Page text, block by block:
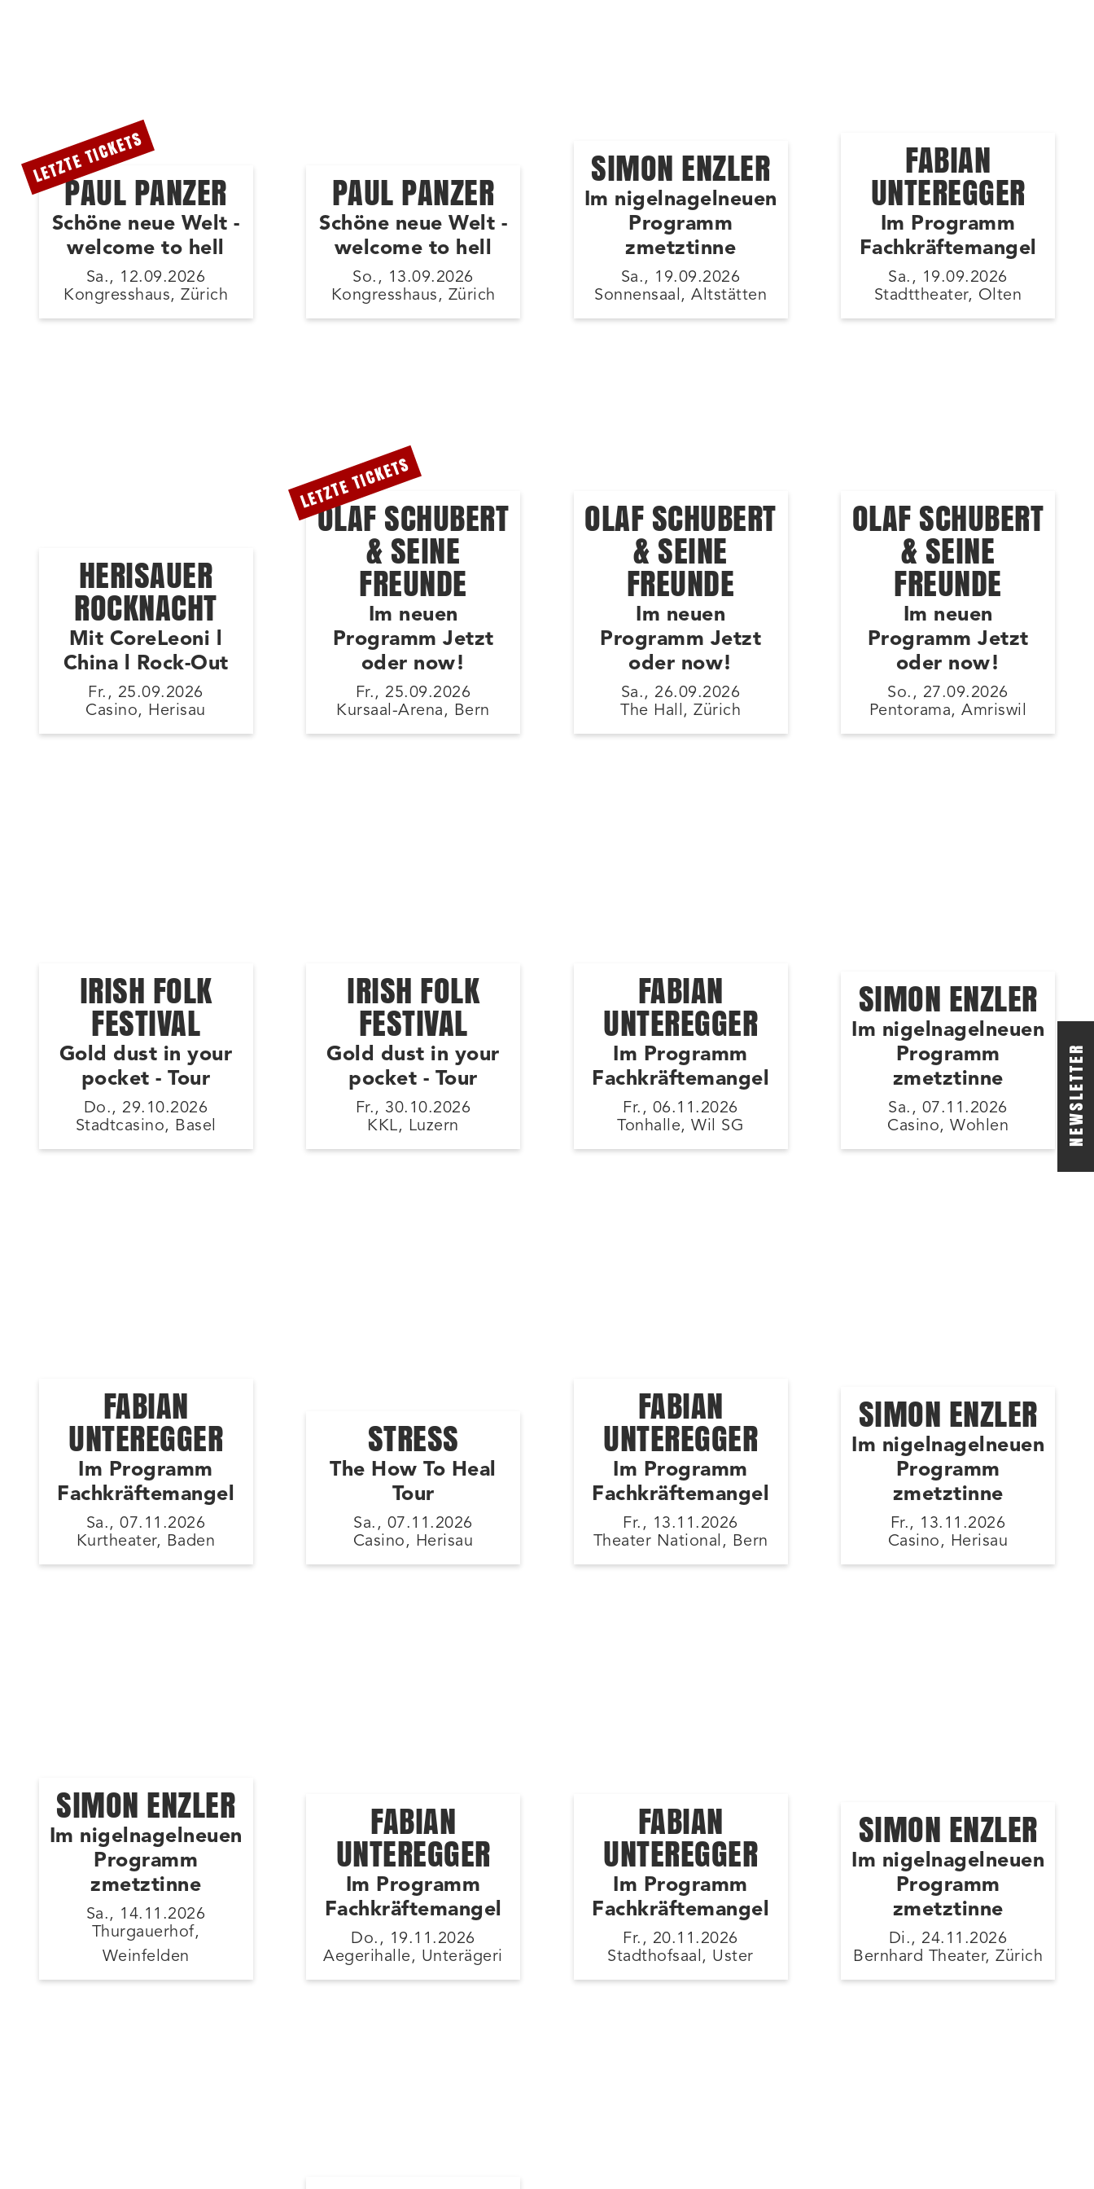
NEWSLETTER
PAUL PANZER
Schöne neue Welt -
welcome to hell
Sa., 12.09.2026
Kongresshaus, Zürich
LETZTE TICKETS
PAUL PANZER
Schöne neue Welt -
welcome to hell
So., 13.09.2026
Kongresshaus, Zürich
SIMON ENZLER
Im nigelnagelneuen
Programm
zmetztinne
Sa., 19.09.2026
Sonnensaal, Altstätten
FABIAN
UNTEREGGER
Im Programm
Fachkräftemangel
Sa., 19.09.2026
Stadttheater, Olten
HERISAUER
ROCKNACHT
Mit CoreLeoni l
China l Rock-Out
Fr., 25.09.2026
Casino, Herisau
OLAF SCHUBERT
& SEINE
FREUNDE
Im neuen
Programm Jetzt
oder now!
Fr., 25.09.2026
Kursaal-Arena, Bern
LETZTE TICKETS
OLAF SCHUBERT
& SEINE
FREUNDE
Im neuen
Programm Jetzt
oder now!
Sa., 26.09.2026
The Hall, Zürich
OLAF SCHUBERT
& SEINE
FREUNDE
Im neuen
Programm Jetzt
oder now!
So., 27.09.2026
Pentorama, Amriswil
IRISH FOLK
FESTIVAL
Gold dust in your
pocket - Tour
Do., 29.10.2026
Stadtcasino, Basel
IRISH FOLK
FESTIVAL
Gold dust in your
pocket - Tour
Fr., 30.10.2026
KKL, Luzern
FABIAN
UNTEREGGER
Im Programm
Fachkräftemangel
Fr., 06.11.2026
Tonhalle, Wil SG
SIMON ENZLER
Im nigelnagelneuen
Programm
zmetztinne
Sa., 07.11.2026
Casino, Wohlen
FABIAN
UNTEREGGER
Im Programm
Fachkräftemangel
Sa., 07.11.2026
Kurtheater, Baden
STRESS
The How To Heal
Tour
Sa., 07.11.2026
Casino, Herisau
FABIAN
UNTEREGGER
Im Programm
Fachkräftemangel
Fr., 13.11.2026
Theater National, Bern
SIMON ENZLER
Im nigelnagelneuen
Programm
zmetztinne
Fr., 13.11.2026
Casino, Herisau
SIMON ENZLER
Im nigelnagelneuen
Programm
zmetztinne
Sa., 14.11.2026
Thurgauerhof,
Weinfelden
FABIAN
UNTEREGGER
Im Programm
Fachkräftemangel
Do., 19.11.2026
Aegerihalle, Unterägeri
FABIAN
UNTEREGGER
Im Programm
Fachkräftemangel
Fr., 20.11.2026
Stadthofsaal, Uster
SIMON ENZLER
Im nigelnagelneuen
Programm
zmetztinne
Di., 24.11.2026
Bernhard Theater, Zürich